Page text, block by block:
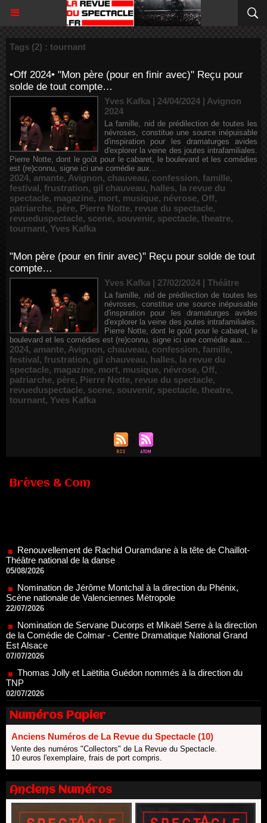
Tags (2) : tournant
•Off 2024• "Mon père (pour en finir avec)" Reçu pour
solde de tout compte…
Yves Kafka | 24/04/2024 | Avignon
2024
La famille, nid de prédilection de toutes les
névroses, constitue une source inépuisable
d'inspiration pour les dramaturges avides
d'explorer la veine des joutes intrafamiliales.
Pierre Notte, dont le goût pour le cabaret, le boulevard et les comédies
est (re)connu, signe ici une comédie aux...
2024, amante, Avignon, chauveau, confession, famille,
festival, frustration, gil chauveau, halles, la revue du
spectacle, magazine, mort, musique, névrose, Off,
patriarche, père, Pierre Notte, revue du spectacle,
revueduspectacle, scene, souvenir, spectacle, theatre,
tournant, Yves Kafka
"Mon père (pour en finir avec)" Reçu pour solde de tout
compte…
Yves Kafka | 27/02/2024 | Théâtre
La famille, nid de prédilection de toutes les
névroses, constitue une source inépuisable
d'inspiration pour les dramaturges avides
d'explorer la veine des joutes intrafamiliales.
Pierre Notte, dont le goût pour le cabaret, le
boulevard et les comédies est (re)connu, signe ici une comédie aux...
2024, amante, Avignon, chauveau, confession, famille,
festival, frustration, gil chauveau, halles, la revue du
spectacle, magazine, mort, musique, névrose, Off,
patriarche, père, Pierre Notte, revue du spectacle,
revueduspectacle, scene, souvenir, spectacle, theatre,
tournant, Yves Kafka
Brèves & Com
05/08/2026
Nomination de Jérôme Montchal à la direction du Phénix,
Scène nationale de Valenciennes Métropole
22/07/2026
Nomination de Servane Ducorps et Mikaël Serre à la direction
de la Comédie de Colmar - Centre Dramatique National Grand
Est Alsace
07/07/2026
Thomas Jolly et Laëtitia Guédon nommés à la direction du
TNP
02/07/2026
Fonds SACD Théâtre : les lauréats 2026
23/06/2026
Dispositif ARTCENA Écrire pour le cirque, les lauréats 2026 !
20/06/2026
Le palmarès des prix SACD 2026
18/06/2026
Les 10 lauréats du Fonds Grandes Formes Théâtre 2026
SACD
13/06/2026
Nomination de Nathalie Garraud et Olivier Saccomano à la
direction du Théâtre de Gennevilliers - CDN
Numéros Papier
Anciens Numéros de La Revue du Spectacle (10)
Vente des numéros "Collectors" de La Revue du Spectacle.
10 euros l'exemplaire, frais de port compris.
Anciens Numéros